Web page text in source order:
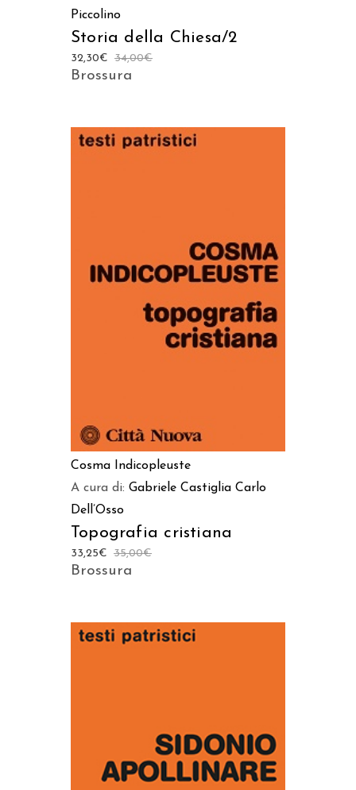
Piccolino
Storia della Chiesa/2
34,00€
32,30€
Brossura
Cosma Indicopleuste
A cura di: Gabriele Castiglia Carlo
Dell’Osso
Topografia cristiana
35,00€
33,25€
Brossura
AGGIUNGI AL CARRELLO